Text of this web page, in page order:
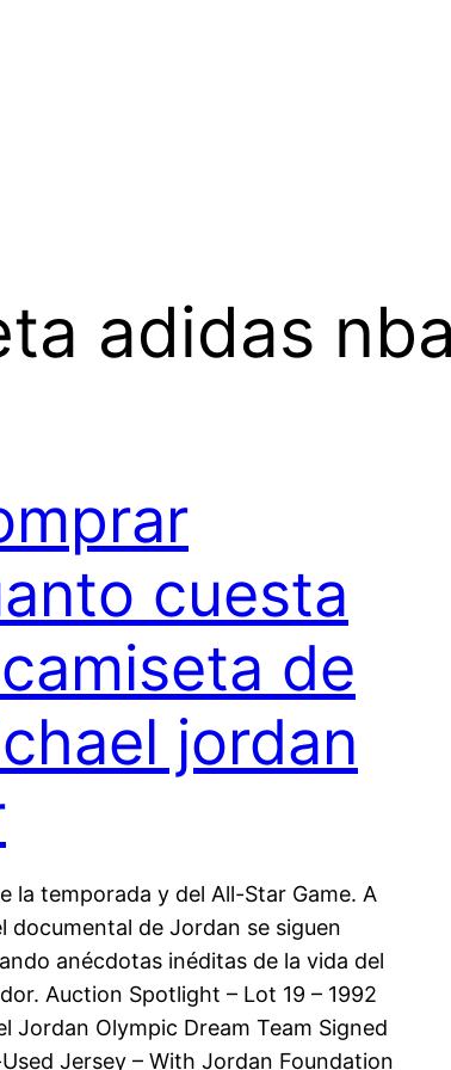
adidas
cuesta
de
jordan
la temporada y del All-Star Game. A
documental de Jordan se siguen
anécdotas inéditas de la vida del
Auction Spotlight – Lot 19 – 1992
Jordan Olympic Dream Team Signed
Jersey – With Jordan Foundation